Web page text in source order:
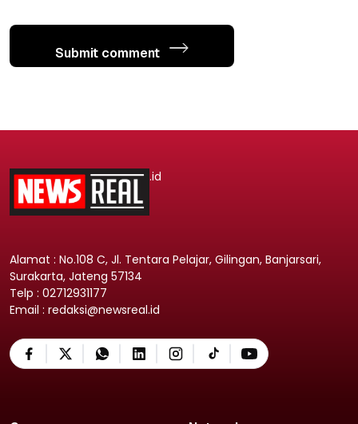
Submit comment
.id
Alamat : No.108 C, Jl. Tentara Pelajar, Gilingan, Banjarsari,
Surakarta, Jateng 57134
Telp : 02712931177
Email : redaksi@newsreal.id